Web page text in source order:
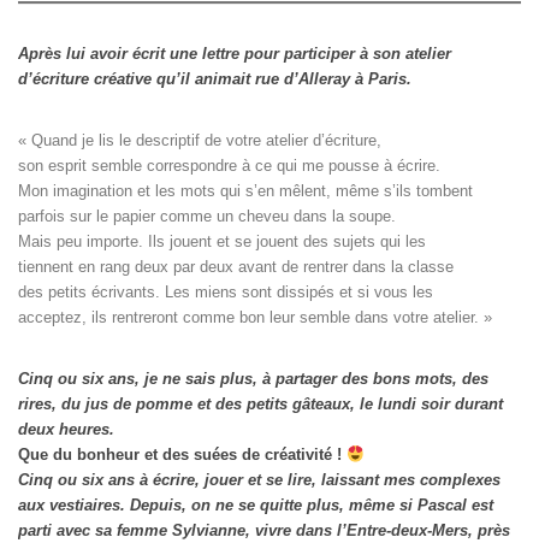
Après lui avoir écrit une lettre pour participer à son atelier
d’écriture créative qu’il animait rue d’Alleray à Paris.
« Quand je lis le descriptif de votre atelier d’écriture,
son esprit semble correspondre à ce qui me pousse à écrire.
Mon imagination et les mots qui s’en mêlent, même s’ils tombent
parfois sur le papier comme un cheveu dans la soupe.
Mais peu importe. Ils jouent et se jouent des sujets qui les
tiennent en rang deux par deux avant de rentrer dans la classe
des petits écrivants. Les miens sont dissipés et si vous les
acceptez, ils rentreront comme bon leur semble dans votre atelier. »
Cinq ou six ans, je ne sais plus, à partager des bons mots, des
rires, du jus de pomme et des petits gâteaux, le lundi soir durant
deux heures.
Que du bonheur et des suées de créativité !
Cinq ou six ans à écrire, jouer et se lire, laissant mes complexes
aux vestiaires. Depuis, on ne se quitte plus, même si Pascal est
parti avec sa femme Sylvianne, vivre dans l’Entre-deux-Mers, près